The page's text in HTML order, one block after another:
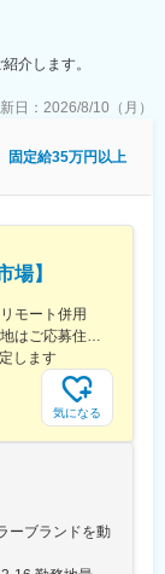
躍しておりま
の約15%を研究
参画
ネジメント業
アイデアや技術力
ができます。
ーキテクチャ検
に学び合い高め
激し合いながら
がLIXILの製品を愛
く貢献していま
を推進しており、
増加しました。
介します。
日： 2026/8/10（月）
固定給35万円以上
場】
モート併用
します
気になる
ーブランドを動